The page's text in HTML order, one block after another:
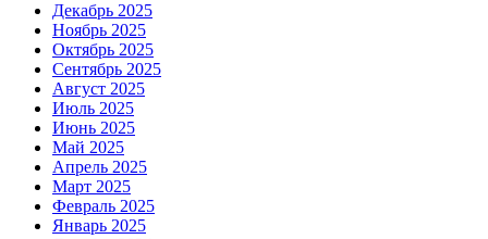
Декабрь 2025
Ноябрь 2025
Октябрь 2025
Сентябрь 2025
Август 2025
Июль 2025
Июнь 2025
Май 2025
Апрель 2025
Март 2025
Февраль 2025
Январь 2025